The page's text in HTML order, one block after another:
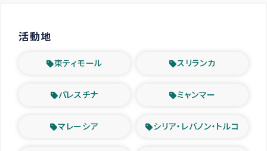
活動地
東ティモール スリランカ
パレスチナ ミャンマー
マレーシア シリア・レバノン・トルコ